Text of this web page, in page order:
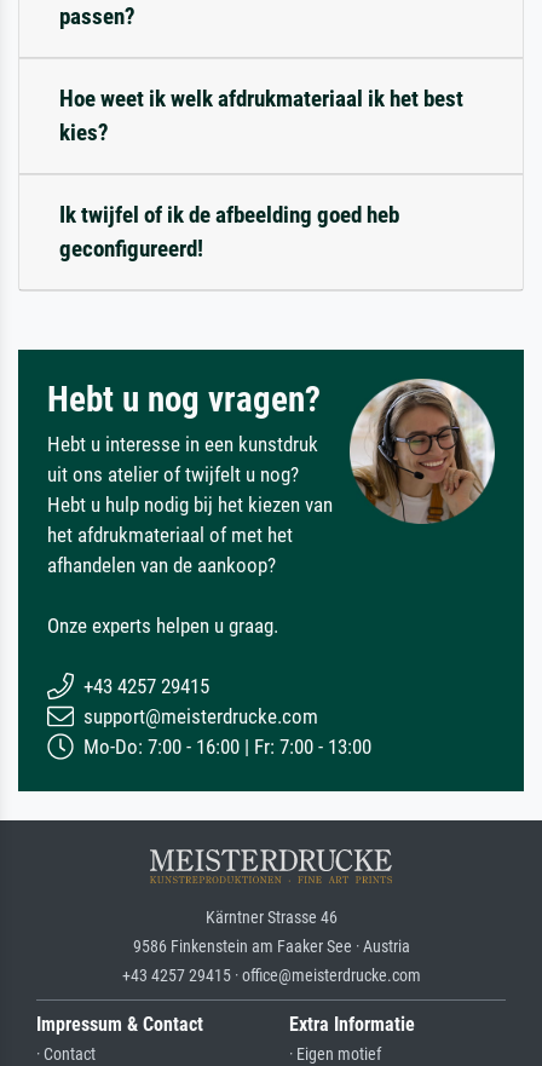
passen?
Hoe weet ik welk afdrukmateriaal ik het best
kies?
Ik twijfel of ik de afbeelding goed heb
geconfigureerd!
Hebt u nog vragen?
Hebt u interesse in een kunstdruk
uit ons atelier of twijfelt u nog?
Hebt u hulp nodig bij het kiezen van
het afdrukmateriaal of met het
afhandelen van de aankoop?
Onze experts helpen u graag.
+43 4257 29415
support@meisterdrucke.com
Mo-Do: 7:00 - 16:00 | Fr: 7:00 - 13:00
Kärntner Strasse 46
9586 Finkenstein am Faaker See · Austria
+43 4257 29415 · office@meisterdrucke.com
Impressum & Contact
· Contact
Extra Informatie
· Eigen motief